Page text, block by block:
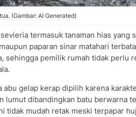
(Gambar: AI Generated)
termasuk tanaman hias yang
paparan sinar matahari
sehingga pemilik rumah tidak perlu
abu gelap kerap dipilih karena
lumut dibandingkan batu berwarna
tidak mudah retak meski terpapar